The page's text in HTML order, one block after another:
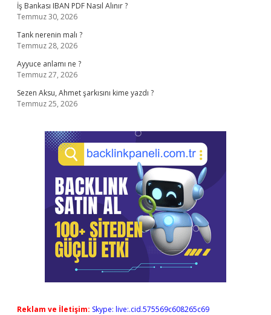
İş Bankası IBAN PDF Nasıl Alınır ?
Temmuz 30, 2026
Tank nerenin malı ?
Temmuz 28, 2026
Ayyuce anlamı ne ?
Temmuz 27, 2026
Sezen Aksu, Ahmet şarkısını kime yazdı ?
Temmuz 25, 2026
Reklam ve İletişim: Skype: live:.cid.575569c608265c69